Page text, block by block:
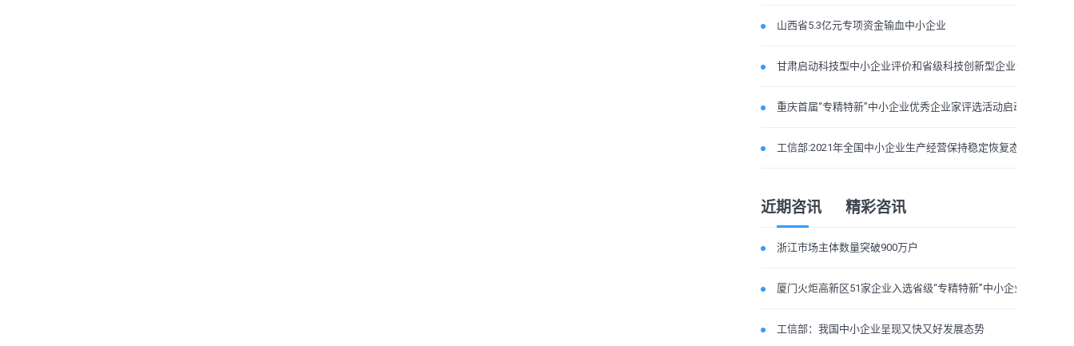
山西省5.3亿元专项资金输血中小企业
甘肃启动科技型中小企业评价和省级科技创新型企业认定工作
重庆首届“专精特新”中小企业优秀企业家评选活动启动
工信部:2021年全国中小企业生产经营保持稳定恢复态势
近期咨讯 精彩咨讯
浙江市场主体数量突破900万户
厦门火炬高新区51家企业入选省级“专精特新”中小企业
工信部：我国中小企业呈现又快又好发展态势